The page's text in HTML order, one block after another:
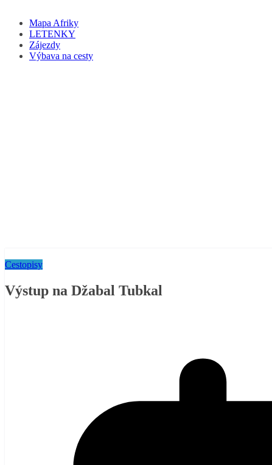
Mapa Afriky
LETENKY
Zájezdy
Výbava na cesty
Cestopisy
Výstup na Džabal Tubkal